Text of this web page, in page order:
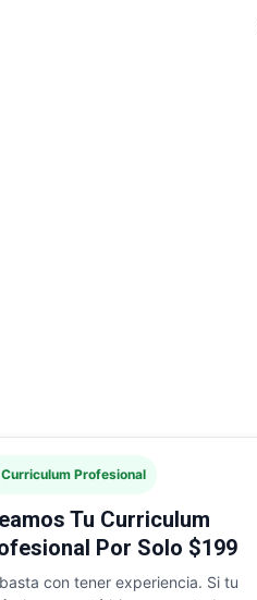
Curriculum Profesional
Tu Curriculum
Por Solo $199
con tener experiencia. Si tu